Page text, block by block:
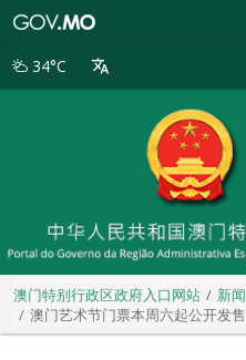
别
34°C
澳门特别行政区政府入口网站
新闻
澳门艺术节门票本周六起公开发售